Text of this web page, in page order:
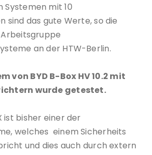
mit 10
sind das gute Werte, so die
an der HTW-Berlin.
von BYD B-Box HV 10.2 mit
wurde getestet.
ist bisher einer der
welches einem Sicherheits
und dies auch durch extern